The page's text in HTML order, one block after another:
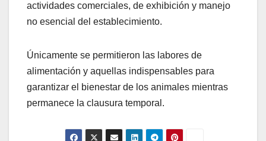
actividades comerciales, de exhibición y manejo
no esencial del establecimiento.
Únicamente se permitieron las labores de
alimentación y aquellas indispensables para
garantizar el bienestar de los animales mientras
permanece la clausura temporal.